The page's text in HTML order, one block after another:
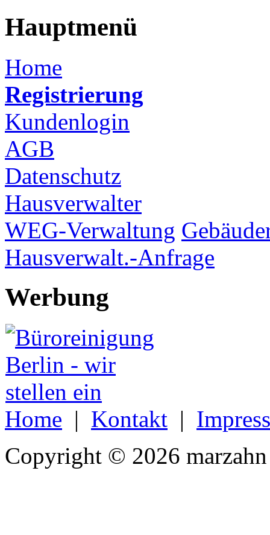
Hauptmenü
Home
Registrierung
Kundenlogin
AGB
Datenschutz
Hausverwalter
WEG-Verwaltung
Hausverwalt.-Anfrage
Werbung
Home | Kontakt |
Copyright © 2026